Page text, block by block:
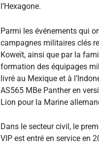
l’Hexagone.
Parmi les événements qui
campagnes militaires clés
Koweït, ainsi que par la
formation des équipages
livré au Mexique et à
AS565 MBe Panther en
Lion pour la Marine
Dans le secteur civil, le
VIP est entré en service en